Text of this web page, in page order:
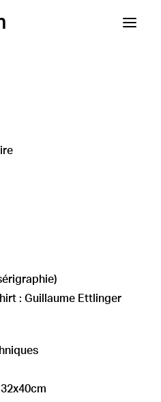
: Guillaume Ettlinger